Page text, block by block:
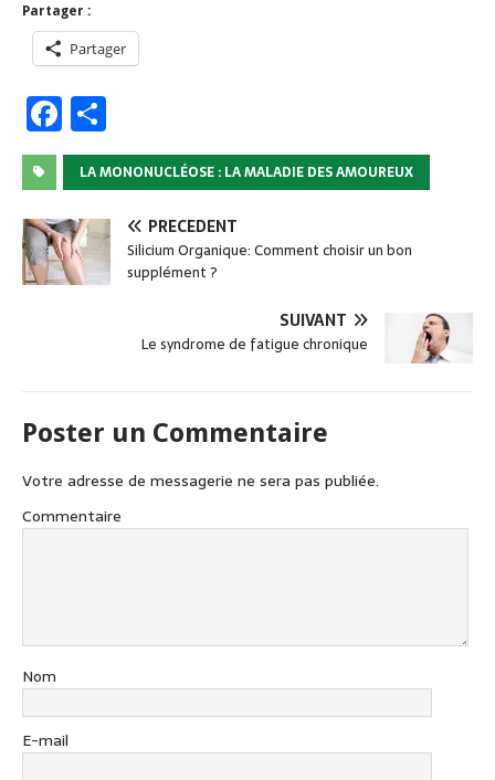
Partager :
Partager
F
a
c
e
b
o
ar
ta
g
er
LA MONONUCLÉOSE : LA MALADIE DES AMOUREUX
PRÉCÉDENT
Silicium Organique: Comment choisir un bon
supplément ?
SUIVANT
Le syndrome de fatigue chronique
Poster un Commentaire
Votre adresse de messagerie ne sera pas publiée.
Commentaire
Nom
E-mail